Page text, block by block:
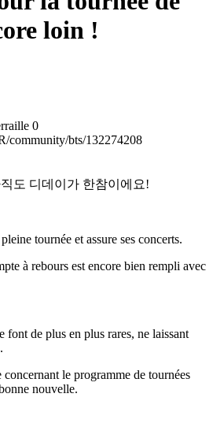
loin !
0
community/bts/132274208
tournée et assure ses concerts.
à rebours est encore bien rempli avec
font de plus en plus rares, ne laissant
le programme de tournées
nouvelle.